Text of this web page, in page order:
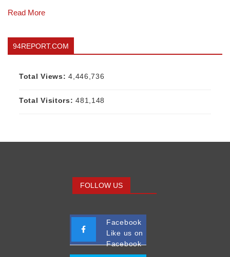
Read More
94REPORT.COM
Total Views:4,446,736
Total Visitors:481,148
FOLLOW US
Facebook
Like us on
Facebook